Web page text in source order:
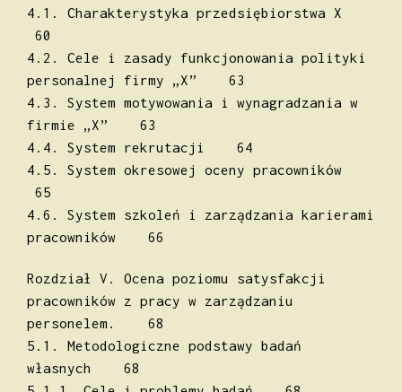
4.1. Charakterystyka przedsiębiorstwa X
60
4.2. Cele i zasady funkcjonowania polityki
personalnej firmy „X” 63
4.3. System motywowania i wynagradzania w
firmie „X” 63
4.4. System rekrutacji 64
4.5. System okresowej oceny pracowników
65
4.6. System szkoleń i zarządzania karierami
pracowników 66
Rozdział V. Ocena poziomu satysfakcji
pracowników z pracy w zarządzaniu
personelem. 68
5.1. Metodologiczne podstawy badań
własnych 68